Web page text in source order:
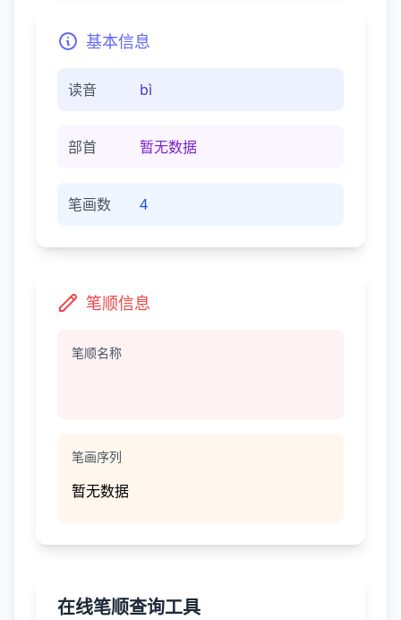
基本信息
读音 bì
部首 暂无数据
笔画数 4
笔顺信息
笔顺名称
笔画序列
暂无数据
在线笔顺查询工具